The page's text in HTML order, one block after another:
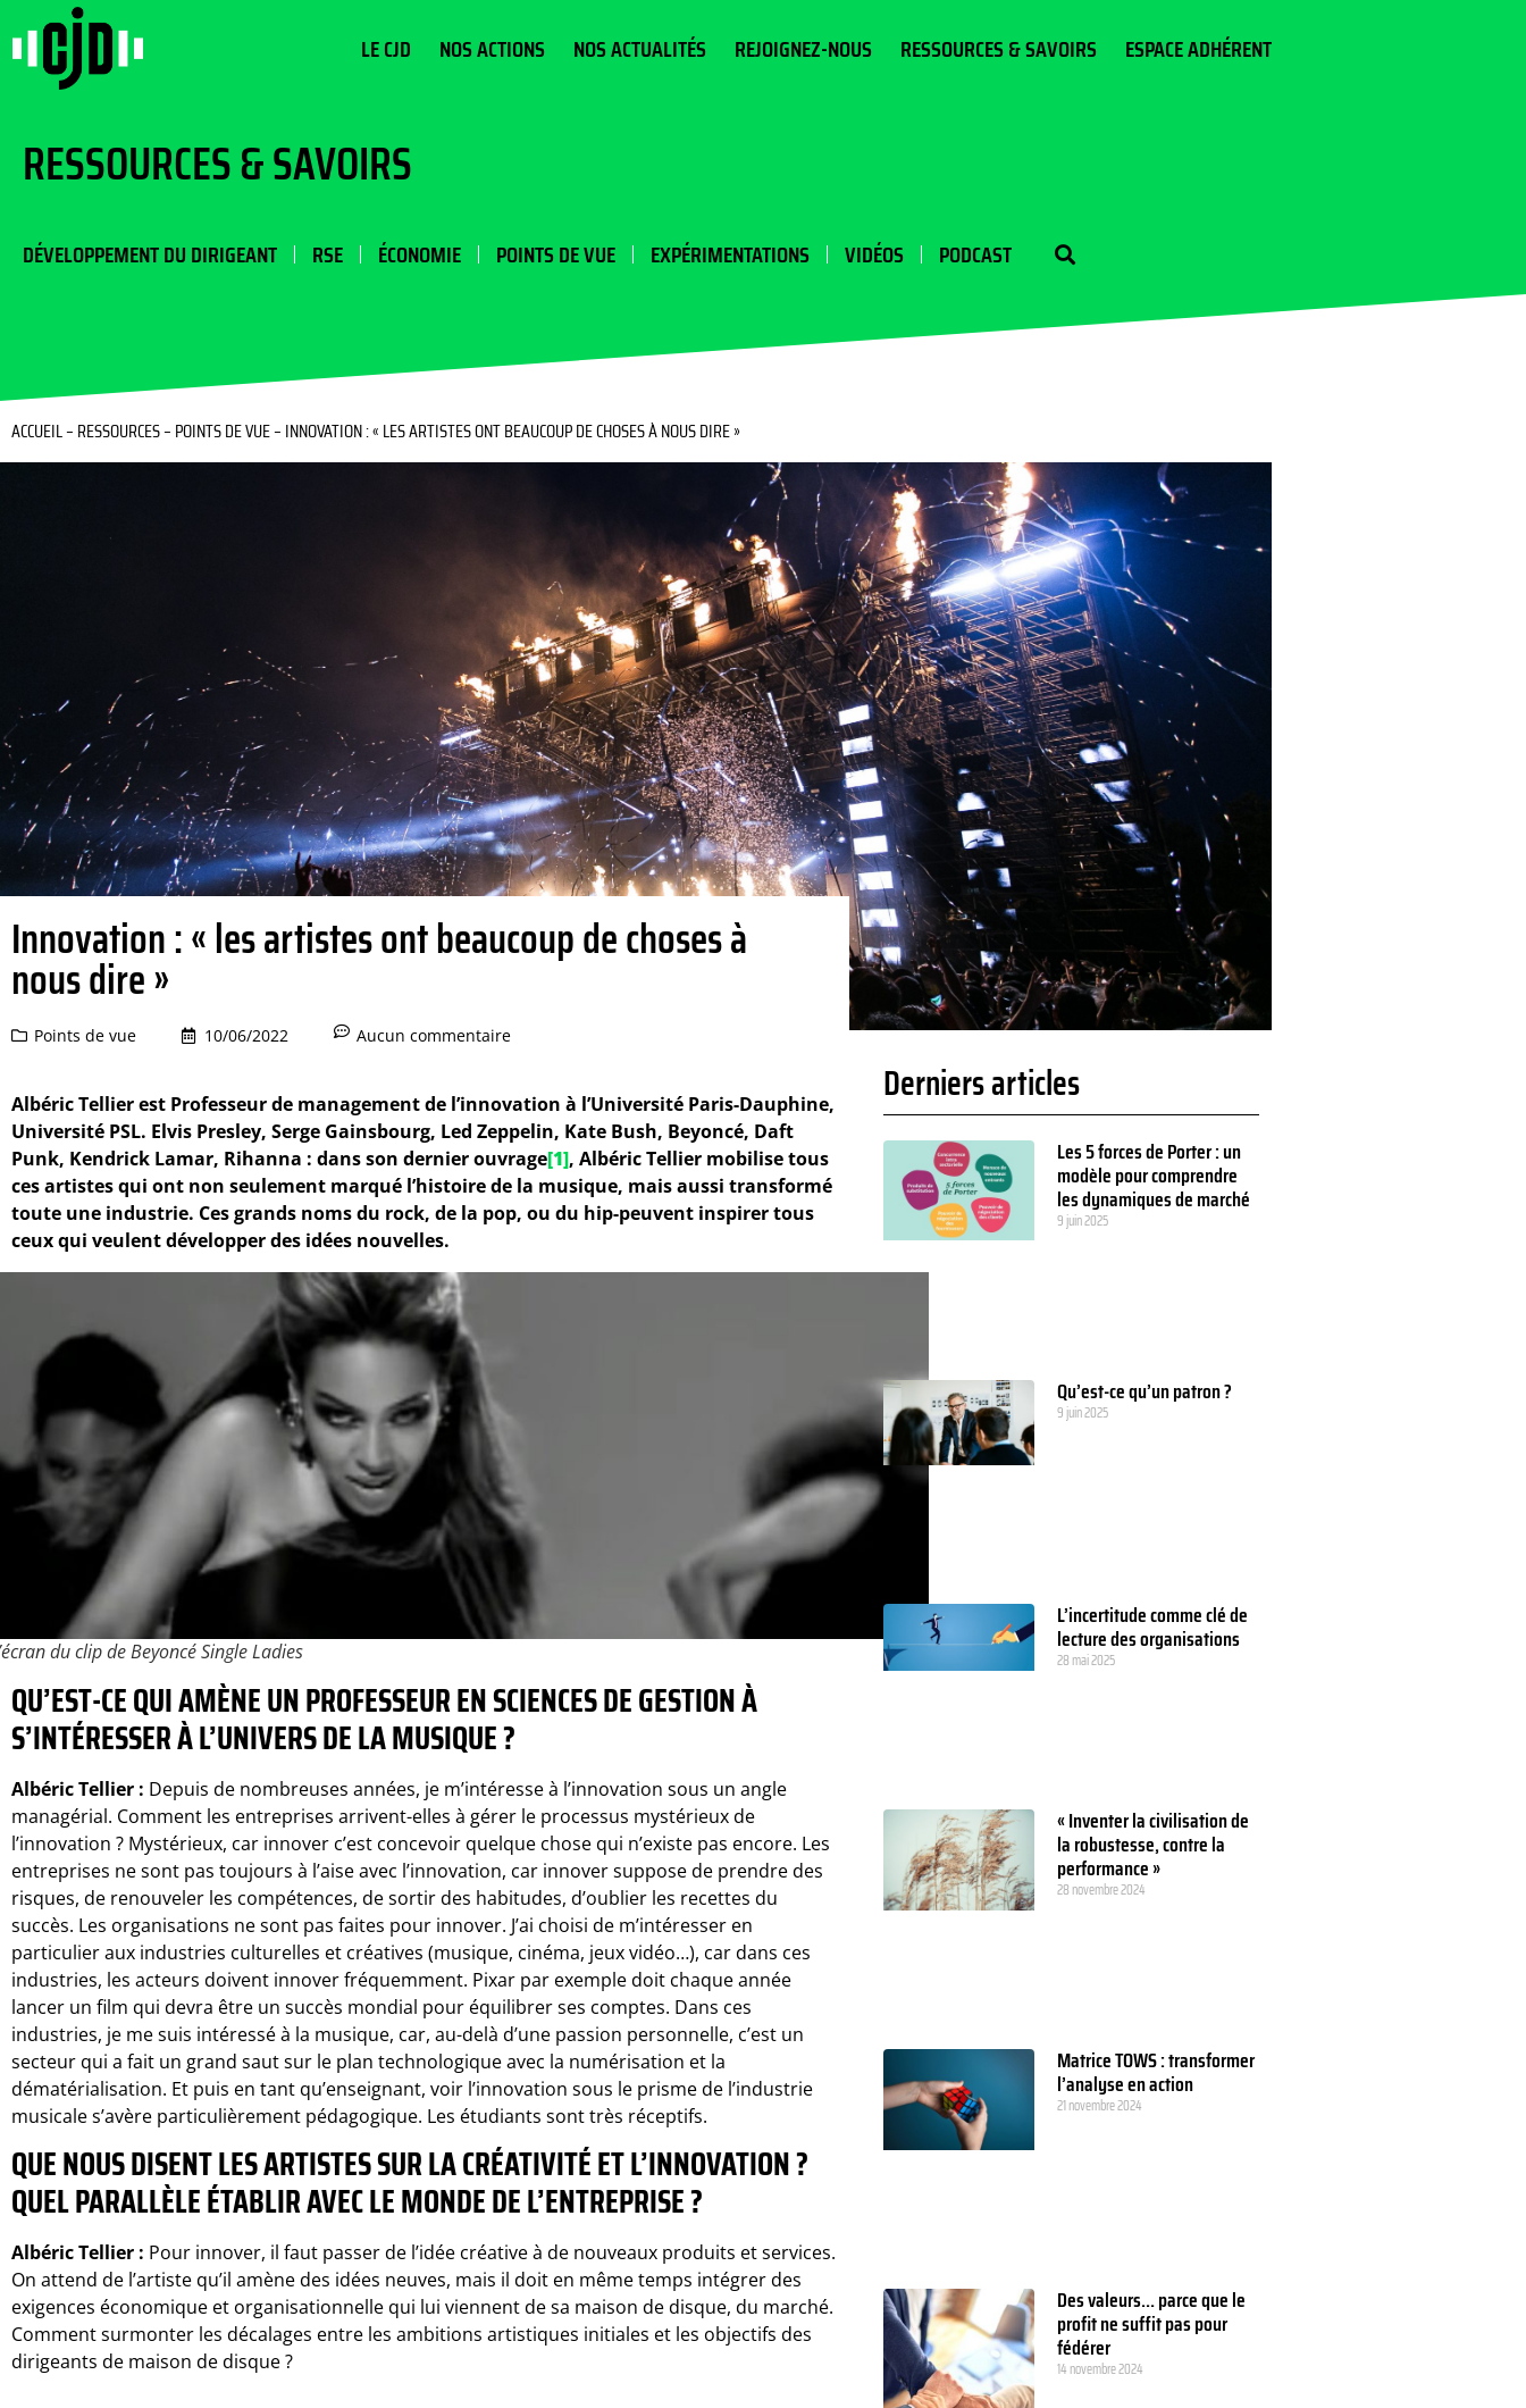
LE CJD NOS ACTIONS NOS ACTUALITÉS REJOIGNEZ-NOUS RESSOURCES & SAVOIRS ESPACE ADHÉRENT
RESSOURCES & SAVOIRS
DÉVELOPPEMENT DU DIRIGEANT RSE ÉCONOMIE POINTS DE VUE EXPÉRIMENTATIONS VIDÉOS PODCAST
ACCUEIL– RESSOURCES– POINTS DE VUE– INNOVATION : « LES ARTISTES ONT BEAUCOUP DE CHOSES À NOUS DIRE »
Innovation : « les artistes ont beaucoup de choses à
nous dire »
Points de vue 10/06/2022 Aucun commentaire
Albéric Tellier est Professeur de management de l’innovation à l’Université Paris-Dauphine,
Université PSL. Elvis Presley, Serge Gainsbourg, Led Zeppelin, Kate Bush, Beyoncé, Daft
Punk, Kendrick Lamar, Rihanna : dans son dernier ouvrage[1], Albéric Tellier mobilise tous
ces artistes qui ont non seulement marqué l’histoire de la musique, mais aussi transformé
toute une industrie. Ces grands noms du rock, de la pop, ou du hip-peuvent inspirer tous
ceux qui veulent développer des idées nouvelles.
du clip de BeyoncéSingle Ladies
QU’EST-CE QUI AMÈNE UN PROFESSEUR EN SCIENCES DE GESTION À
S’INTÉRESSER À L’UNIVERS DE LA MUSIQUE ?
Albéric Tellier : Depuis de nombreuses années, je m’intéresse à l’innovation sous un angle
managérial. Comment les entreprises arrivent-elles à gérer le processus mystérieux de
l’innovation ? Mystérieux, car innover c’est concevoir quelque chose qui n’existe pas encore. Les
entreprises ne sont pas toujours à l’aise avec l’innovation, car innover suppose de prendre des
risques, de renouveler les compétences, de sortir des habitudes, d’oublier les recettes du
succès. Les organisations ne sont pas faites pour innover. J’ai choisi de m’intéresser en
particulier aux industries culturelles et créatives (musique, cinéma, jeux vidéo…), car dans ces
industries, les acteurs doivent innover fréquemment. Pixar par exemple doit chaque année
lancer un film qui devra être un succès mondial pour équilibrer ses comptes. Dans ces
industries, je me suis intéressé à la musique, car, au-delà d’une passion personnelle, c’est un
secteur qui a fait un grand saut sur le plan technologique avec la numérisation et la
dématérialisation. Et puis en tant qu’enseignant, voir l’innovation sous le prisme de l’industrie
musicale s’avère particulièrement pédagogique. Les étudiants sont très réceptifs.
QUE NOUS DISENT LES ARTISTES SUR LA CRÉATIVITÉ ET L’INNOVATION ?
QUEL PARALLÈLE ÉTABLIR AVEC LE MONDE DE L’ENTREPRISE ?
Albéric Tellier : Pour innover, il faut passer de l’idée créative à de nouveaux produits et services.
On attend de l’artiste qu’il amène des idées neuves, mais il doit en même temps intégrer des
exigences économique et organisationnelle qui lui viennent de sa maison de disque, du marché.
Comment surmonter les décalages entre les ambitions artistiques initiales et les objectifs des
dirigeants de maison de disque ?
Derniers articles
Les 5 forces de Porter : un
modèle pour comprendre
les dynamiques de marché
9 juin 2025
Qu’est-ce qu’un patron ?
9 juin 2025
L’incertitude comme clé de
lecture des organisations
28 mai 2025
« Inventer la civilisation de
la robustesse, contre la
performance »
28 novembre 2024
Matrice TOWS : transformer
l’analyse en action
21 novembre 2024
Des valeurs… parce que le
profit ne suffit pas pour
fédérer
14 novembre 2024